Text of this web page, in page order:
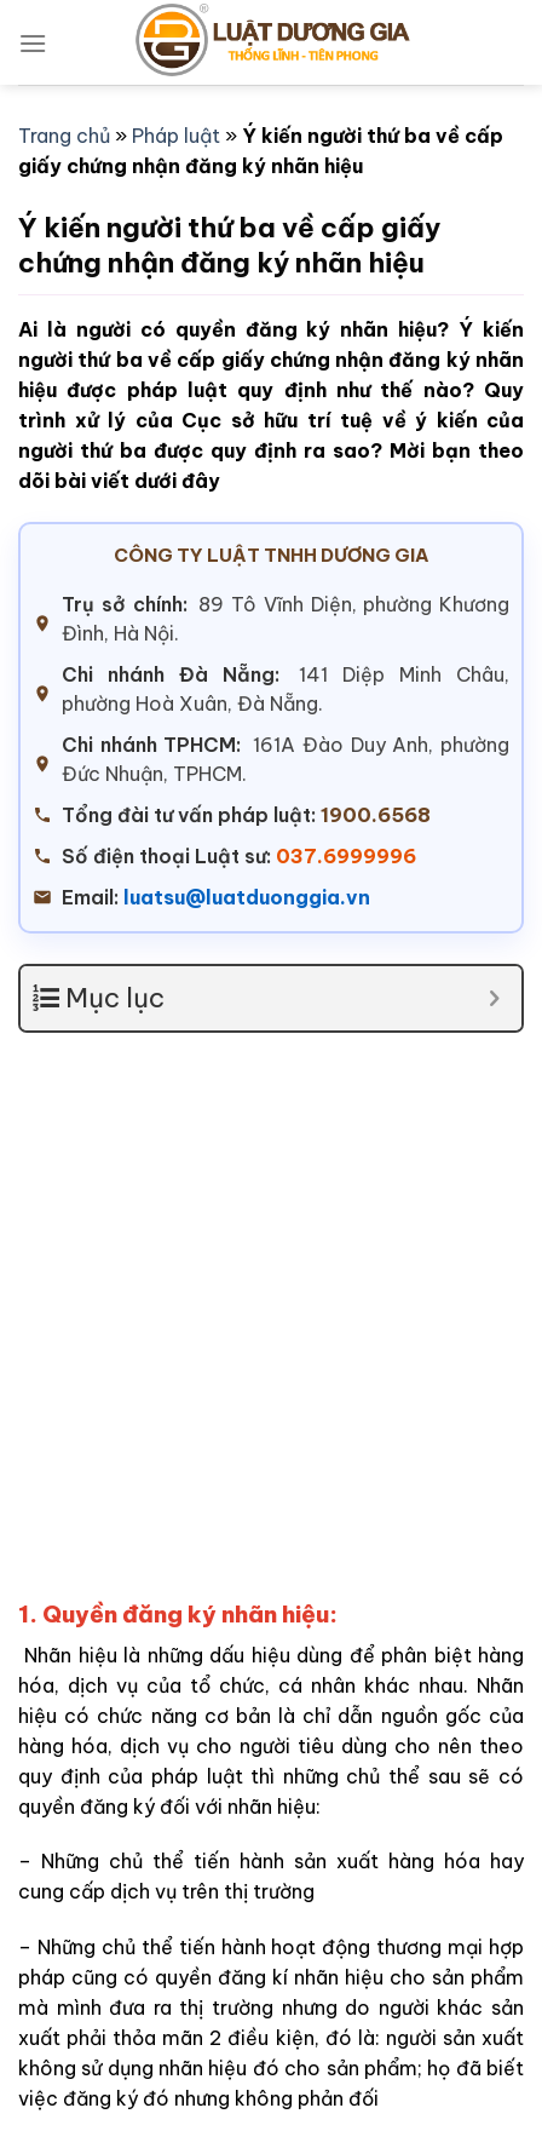
qua
Trang chủ » Pháp luật » Ý kiến người thứ ba về cấp
giấy chứng nhận đăng ký nhãn hiệu
Ý kiến người thứ ba về cấp giấy
chứng nhận đăng ký nhãn hiệu
Ai là người có quyền đăng ký nhãn hiệu? Ý kiến
người thứ ba về cấp giấy chứng nhận đăng ký nhãn
hiệu được pháp luật quy định như thế nào? Quy
trình xử lý của Cục sở hữu trí tuệ về ý kiến của
người thứ ba được quy định ra sao? Mời bạn theo
dõi bài viết dưới đây
CÔNG TY LUẬT TNHH DƯƠNG GIA
Trụ sở chính: 89 Tô Vĩnh Diện, phường Khương
Đình, Hà Nội.
Chi nhánh Đà Nẵng:
141 Diệp Minh Châu,
phường Hoà Xuân, Đà Nẵng.
Chi nhánh TPHCM: 161A Đào Duy Anh, phường
Đức Nhuận, TPHCM.
Tổng đài tư vấn pháp luật: 1900.6568
Số điện thoại Luật sư: 037.6999996
Email: luatsu@luatduonggia.vn
Mục lục
1. Quyền đăng ký nhãn hiệu:
Nhãn hiệu là những dấu hiệu dùng để phân biệt hàng
hóa, dịch vụ của tổ chức, cá nhân khác nhau. Nhãn
hiệu có chức năng cơ bản là chỉ dẫn nguồn gốc của
hàng hóa, dịch vụ cho người tiêu dùng cho nên theo
quy định của pháp luật thì những chủ thể sau sẽ có
quyền đăng ký đối với nhãn hiệu:
– Những chủ thể tiến hành sản xuất hàng hóa hay
cung cấp dịch vụ trên thị trường
– Những chủ thể tiến hành hoạt động thương mại hợp
pháp cũng có quyền đăng kí nhãn hiệu cho sản phẩm
mà mình đưa ra thị trường nhưng do người khác sản
xuất phải thỏa mãn 2 điều kiện, đó là: người sản xuất
không sử dụng nhãn hiệu đó cho sản phẩm; họ đã biết
việc đăng ký đó nhưng không phản đối